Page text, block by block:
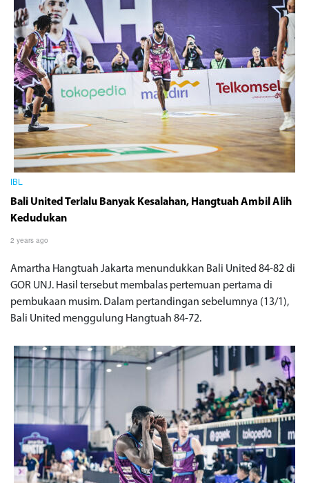
IBL
Bali United Terlalu Banyak Kesalahan, Hangtuah Ambil Alih
Kedudukan
2 years ago
Amartha Hangtuah Jakarta menundukkan Bali United 84-82 di
GOR UNJ. Hasil tersebut membalas pertemuan pertama di
pembukaan musim. Dalam pertandingan sebelumnya (13/1),
Bali United menggulung Hangtuah 84-72.